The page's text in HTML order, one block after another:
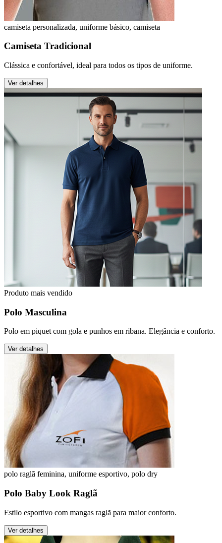
camiseta personalizada, uniforme básico, camiseta
Camiseta Tradicional
Clássica e confortável, ideal para todos os tipos de uniforme.
Ver detalhes
Produto mais vendido
Polo Masculina
Polo em piquet com gola e punhos em ribana. Elegância e conforto.
Ver detalhes
polo raglã feminina, uniforme esportivo, polo dry
Polo Baby Look Raglã
Estilo esportivo com mangas raglã para maior conforto.
Ver detalhes